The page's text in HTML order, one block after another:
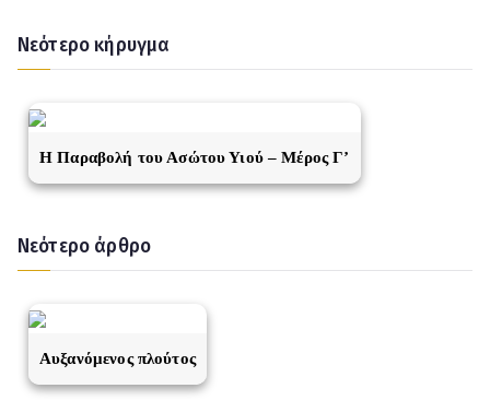
Νεότερο κήρυγμα
Η Παραβολή του Ασώτου Υιού – Μέρος Γ’
Νεότερο άρθρο
Αυξανόμενος πλούτος